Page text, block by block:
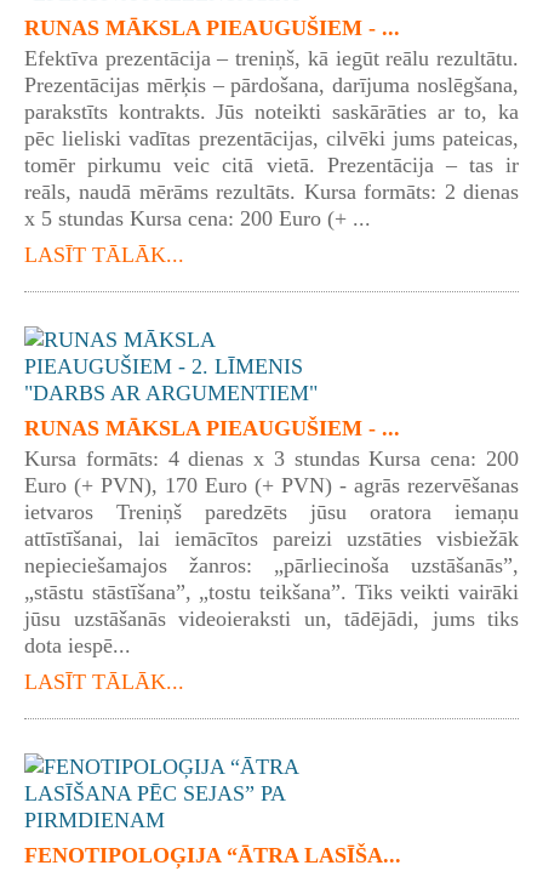
RUNAS MĀKSLA PIEAUGUŠIEM - ...
Efektīva prezentācija – treniņš, kā iegūt reālu rezultātu.
Prezentācijas mērķis – pārdošana, darījuma noslēgšana,
parakstīts kontrakts. Jūs noteikti saskārāties ar to, ka
pēc lieliski vadītas prezentācijas, cilvēki jums pateicas,
tomēr pirkumu veic citā vietā. Prezentācija – tas ir
reāls, naudā mērāms rezultāts. Kursa formāts: 2 dienas
x 5 stundas Kursa cena: 200 Euro (+ ...
LASĪT TĀLĀK...
RUNAS MĀKSLA PIEAUGUŠIEM - ...
Kursa formāts: 4 dienas x 3 stundas Kursa cena: 200
Euro (+ PVN), 170 Euro (+ PVN) - agrās rezervēšanas
ietvaros Treniņš paredzēts jūsu oratora iemaņu
attīstīšanai, lai iemācītos pareizi uzstāties visbiežāk
nepieciešamajos žanros: „pārliecinoša uzstāšanās”,
„stāstu stāstīšana”, „tostu teikšana”. Tiks veikti vairāki
jūsu uzstāšanās videoieraksti un, tādējādi, jums tiks
dota iespē...
LASĪT TĀLĀK...
FENOTIPOLOĢIJA “ĀTRA LASĪŠA...